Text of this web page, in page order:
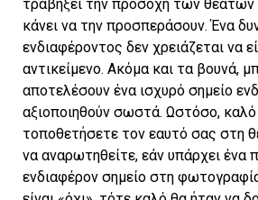
τραβήξει την προσοχή των θεατών
κάνει να την προσπεράσουν. Ένα
ενδιαφέροντος δεν χρειάζεται να
αντικείμενο. Ακόμα και τα βουνά,
αποτελέσουν ένα ισχυρό σημείο
αξιοποιηθούν σωστά. Ωστόσο, καλό
τοποθετήσετε τον εαυτό σας στη
να αναρωτηθείτε, εάν υπάρχει ένα
ενδιαφέρον σημείο στη